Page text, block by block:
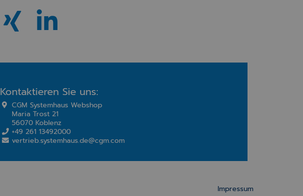
Kontaktieren Sie uns:
CGM Systemhaus Webshop
Maria Trost 21
56070 Koblenz
+49 261 13492000
vertrieb.systemhaus.de@cgm.com
Impressum